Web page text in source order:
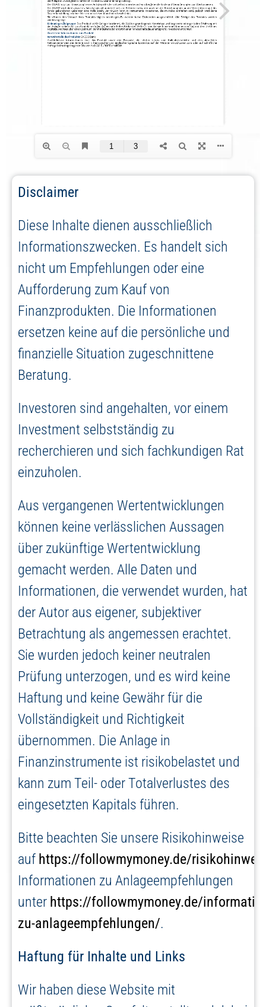
Disclaimer
Diese Inhalte dienen ausschließlich
Informationszwecken. Es handelt sich
nicht um Empfehlungen oder eine
Aufforderung zum Kauf von
Finanzprodukten. Die Informationen
ersetzen keine auf die persönliche und
finanzielle Situation zugeschnittene
Beratung.
Investoren sind angehalten, vor einem
Investment selbstständig zu
recherchieren und sich fachkundigen Rat
einzuholen.
Aus vergangenen Wertentwicklungen
können keine verlässlichen Aussagen
über zukünftige Wertentwicklung
gemacht werden. Alle Daten und
Informationen, die verwendet wurden, hat
der Autor aus eigener, subjektiver
Betrachtung als angemessen erachtet.
Sie wurden jedoch keiner neutralen
Prüfung unterzogen, und es wird keine
Haftung und keine Gewähr für die
Vollständigkeit und Richtigkeit
übernommen. Die Anlage in
Finanzinstrumente ist risikobelastet und
kann zum Teil- oder Totalverlustes des
eingesetzten Kapitals führen.
Bitte beachten Sie unsere Risikohinweise
auf https://followmymoney.de/
Informationen zu Anlageempfehlungen
unter https://followmymoney.de/
zu-anlageempfehlungen/.
Haftung für Inhalte und Links
Wir haben diese Website mit